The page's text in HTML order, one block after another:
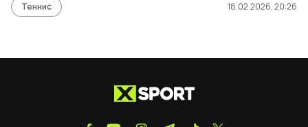
Теннис 18.02.2026, 20:26